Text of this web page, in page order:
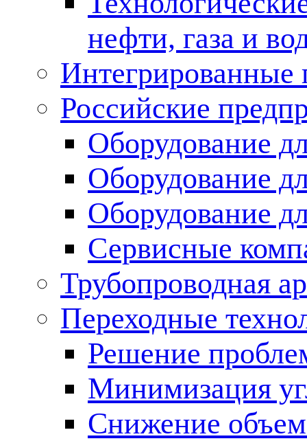
нефти, газа и
Российские
Оборудование
Оборудование
Оборудование
Сервисные
Трубопроводная
Переходные
Решение
Минимизация
Снижение